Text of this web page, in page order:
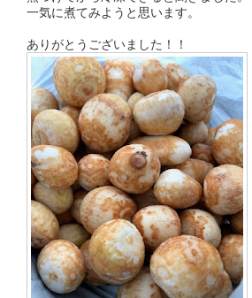
一気に煮てみようと思います。
ありがとうございました！！